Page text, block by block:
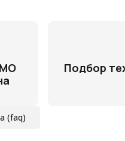
МО
Подбор
(faq)